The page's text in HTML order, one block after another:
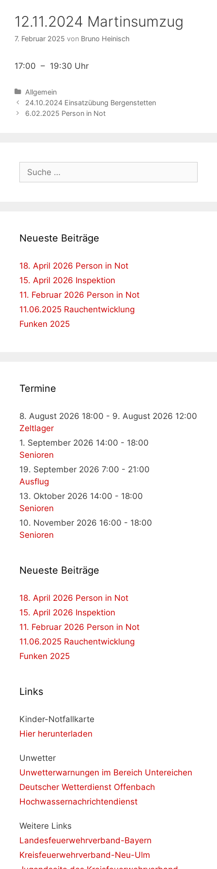
12.11.2024 Martinsumzug
7. Februar 2025 von Bruno Heinisch
17:00 – 19:30 Uhr
Kategorien
Allgemein
Beitrags-
Navigation
24.10.2024 Einsatzübung Bergenstetten
6.02.2025 Person in Not
Suche
nach:
Neueste Beiträge
18. April 2026 Person in Not
15. April 2026 Inspektion
11. Februar 2026 Person in Not
11.06.2025 Rauchentwicklung
Funken 2025
Termine
8. August 2026 18:00 - 9. August 2026 12:00
Zeltlager
1. September 2026 14:00 - 18:00
Senioren
19. September 2026 7:00 - 21:00
Ausflug
13. Oktober 2026 14:00 - 18:00
Senioren
10. November 2026 16:00 - 18:00
Senioren
Neueste Beiträge
18. April 2026 Person in Not
15. April 2026 Inspektion
11. Februar 2026 Person in Not
11.06.2025 Rauchentwicklung
Funken 2025
Links
Kinder-Notfallkarte
Hier herunterladen
Unwetter
Unwetterwarnungen im Bereich Untereichen
Deutscher Wetterdienst Offenbach
Hochwassernachrichtendienst
Weitere Links
Landesfeuerwehrverband-Bayern
Kreisfeuerwehrverband-Neu-Ulm